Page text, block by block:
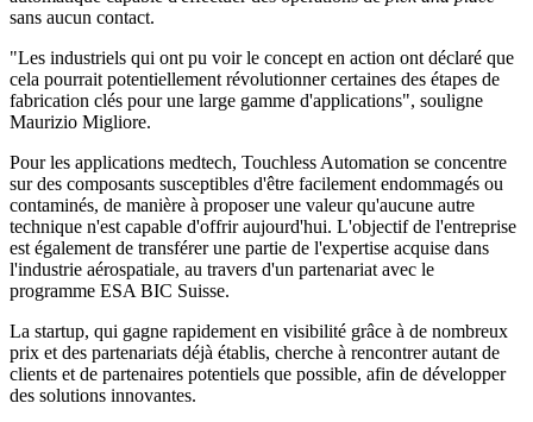
sans aucun contact.
"Les industriels qui ont pu voir le concept en action ont déclaré que
cela pourrait potentiellement révolutionner certaines des étapes de
fabrication clés pour une large gamme d'applications", souligne
Maurizio Migliore.
Pour les applications medtech, Touchless Automation se concentre
sur des composants susceptibles d'être facilement endommagés ou
contaminés, de manière à proposer une valeur qu'aucune autre
technique n'est capable d'offrir aujourd'hui. L'objectif de l'entreprise
est également de transférer une partie de l'expertise acquise dans
l'industrie aérospatiale, au travers d'un partenariat avec le
programme ESA BIC Suisse.
La startup, qui gagne rapidement en visibilité grâce à de nombreux
prix et des partenariats déjà établis, cherche à rencontrer autant de
clients et de partenaires potentiels que possible, afin de développer
des solutions innovantes.